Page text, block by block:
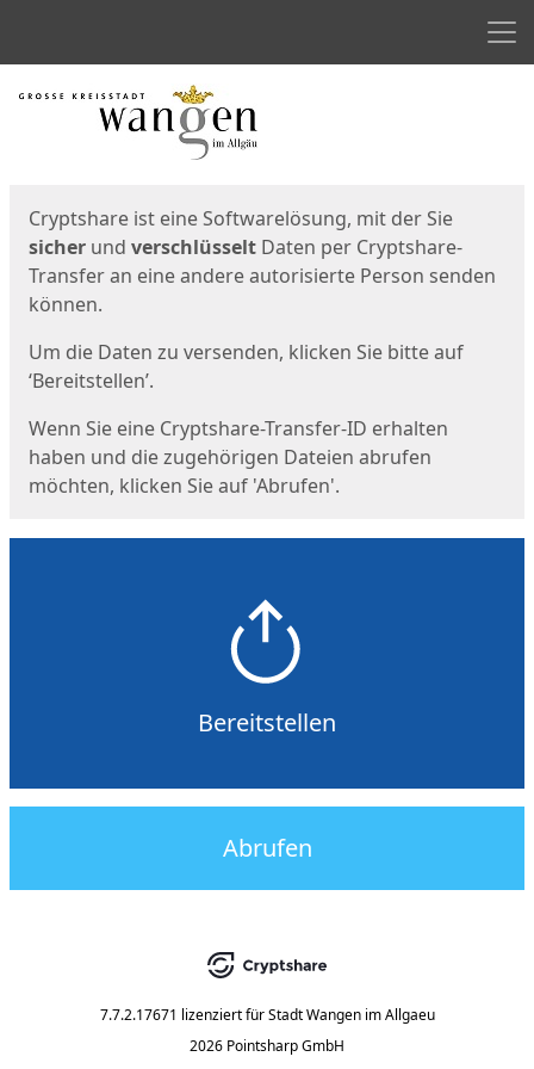
Start
Cryptshare ist eine Softwarelösung, mit der Sie
sicher und verschlüsselt Daten per Cryptshare-
Transfer an eine andere autorisierte Person senden
können.
Um die Daten zu versenden, klicken Sie bitte auf
‘Bereitstellen’.
Wenn Sie eine Cryptshare-Transfer-ID erhalten
haben und die zugehörigen Dateien abrufen
möchten, klicken Sie auf 'Abrufen'.
Bereitstellen
Abrufen
7.7.2.17671 lizenziert für Stadt Wangen im Allgaeu
2026 Pointsharp GmbH